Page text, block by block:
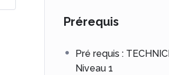
Prérequis
Pré requis :
Niveau 1